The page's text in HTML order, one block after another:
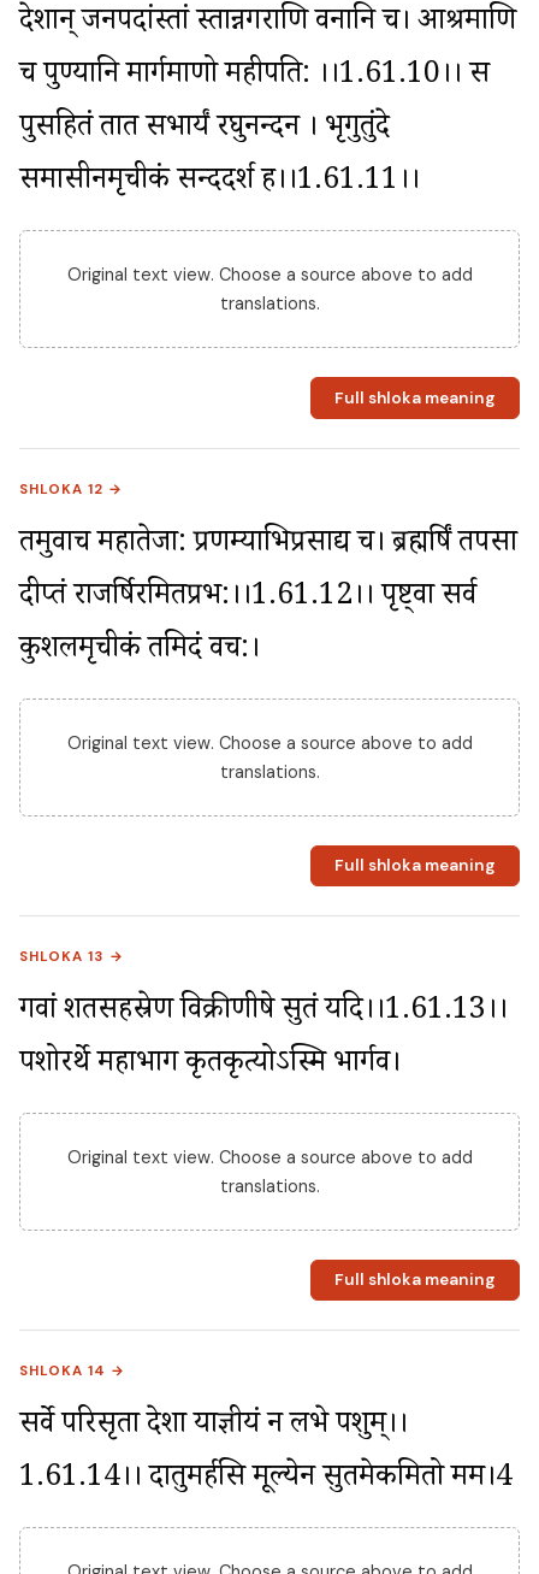
देशान् जनपदांस्तां स्तान्नगराणि वनानि च। आश्रमाणि
च पुण्यानि मार्गमाणो महीपति: ।।1.61.10।। स
पुत्रसहितं तात सभार्यं रघुनन्दन । भृगुतुंदे
समासीनमृचीकं सन्ददर्श ह।।1.61.11।।
Original text view. Choose a source above to add
translations.
Full shloka meaning
SHLOKA 12 →
तमुवाच महातेजा: प्रणम्याभिप्रसाद्य च। ब्रह्मर्षिं तपसा
दीप्तं राजर्षिरमितप्रभ:।।1.61.12।। पृष्ट्वा सर्वत्र
कुशलमृचीकं तमिदं वच:।
Original text view. Choose a source above to add
translations.
Full shloka meaning
SHLOKA 13 →
गवां शतसहस्रेण विक्रीणीषे सुतं यदि।।1.61.13।।
पशोरर्थे महाभाग कृतकृत्योऽस्मि भार्गव।
Original text view. Choose a source above to add
translations.
Full shloka meaning
SHLOKA 14 →
सर्वे परिसृता देशा याज्ञीयं न लभे पशुम्।।
1.61.14।। दातुमर्हसि मूल्येन सुतमेकमितो मम।4